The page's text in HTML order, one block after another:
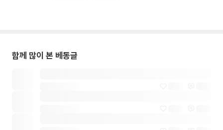
함께 많이 본 베동글